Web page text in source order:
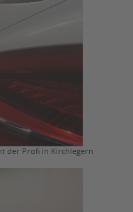
der Profi in Kirchlegern